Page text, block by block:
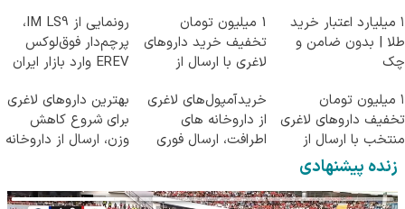
۱ میلیارد اعتبار خرید
طلا | بدون ضامن و
چک
1 میلیون تومان
تخفیف خرید داروهای
لاغری با ارسال از
رونمایی از IM LS9،
پرچم‌دار فوق‌لوکس
EREV وارد بازار ایران
۱ میلیون تومان
تخفیف داروهای لاغری
منتخب با ارسال از
داروخانه نزدیکت
خریدآمپول‌های لاغری
از داروخانه های
اطرافت، ارسال فوری
بهترین داروهای لاغری
برای شروع کاهش
وزن، ارسال از داروخانه
زنده پیشنهادی